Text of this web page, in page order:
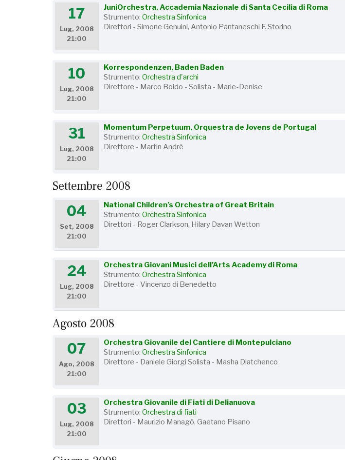
17
Lug, 2008
21:00
JuniOrchestra, Accademia Nazionale di Santa Cecilia di Roma
Strumento: Orchestra Sinfonica
Direttori - Simone Genuini, Antonio Pantaneschi F. Storino
10
Lug, 2008
21:00
Korrespondenzen, Baden Baden
Strumento: Orchestra d'archi
Direttore - Marco Boido - Solista - Marie-Denise
31
Lug, 2008
21:00
Momentum Perpetuum, Orquestra de Jovens de Portugal
Strumento: Orchestra Sinfonica
Direttore - Martin André
Settembre 2008
04
Set, 2008
21:00
National Children’s Orchestra of Great Britain
Strumento: Orchestra Sinfonica
Direttori - Roger Clarkson, Hilary Davan Wetton
24
Lug, 2008
21:00
Orchestra Giovani Musici dell’Arts Academy di Roma
Strumento: Orchestra Sinfonica
Direttore - Vincenzo di Benedetto
Agosto 2008
07
Ago, 2008
21:00
Orchestra Giovanile del Cantiere di Montepulciano
Strumento: Orchestra Sinfonica
Direttore - Daniele Giorgi Solista - Masha Diatchenco
03
Lug, 2008
21:00
Orchestra Giovanile di Fiati di Delianuova
Strumento: Orchestra di fiati
Direttori - Maurizio Managò, Gaetano Pisano